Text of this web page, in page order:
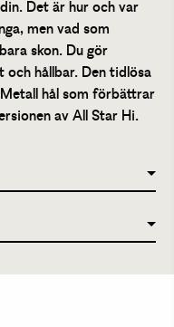
Det är hur och var
men vad som
skon. Du gör
och hållbar. Den tidlösa
hål som förbättrar
av All Star Hi.